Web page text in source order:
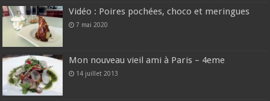
Vidéo : Poires pochées, choco et meringues
7 mai 2020
Mon nouveau vieil ami à Paris – 4eme
14 juillet 2013